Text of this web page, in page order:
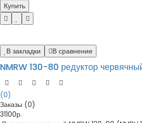
Купить
В закладки В сравнение
NMRW 130-80 редуктор
(0)
Заказы (0)
31100р.